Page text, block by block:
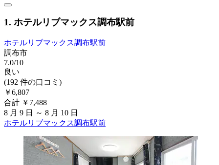
1. ホテルリブマックス調布駅前
ホテルリブマックス調布駅前
調布市
7.0/10
良い
(192 件の口コミ)
￥6,807
合計 ￥7,488
8 月 9 日 ～ 8 月 10 日
ホテルリブマックス調布駅前